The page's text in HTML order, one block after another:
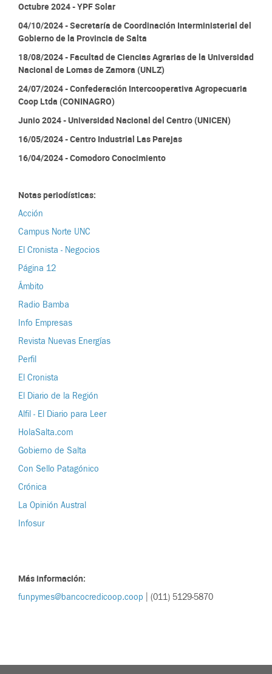
Octubre 2024 - YPF Solar
04/10/2024 - Secretaría de Coordinación Interministerial del
Gobierno de la Provincia de Salta
18/08/2024 - Facultad de Ciencias Agrarias de la Universidad
Nacional de Lomas de Zamora (UNLZ)
24/07/2024 - Confederación Intercooperativa Agropecuaria
Coop Ltda (CONINAGRO)
Junio 2024 - Universidad Nacional del Centro (UNICEN)
16/05/2024 - Centro Industrial Las Parejas
16/04/2024 - Comodoro Conocimiento
Notas periodísticas:
Acción
Campus Norte UNC
El Cronista - Negocios
Página 12
Ámbito
Radio Bamba
Info Empresas
Revista Nuevas Energías
Perfil
El Cronista
El Diario de la Región
Alfil - El Diario para Leer
HolaSalta.com
Gobierno de Salta
Con Sello Patagónico
Crónica
La Opinión Austral
Infosur
Más información:
funpymes@bancocredicoop.coop | (011) 5129-5870